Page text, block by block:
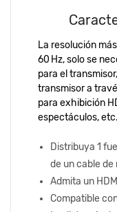
La resolución
60 Hz, solo se
para el
transmisor a
para exhibición
espectáculos, etc.
Distribuya 1
de un cable
Admita un
Compatible